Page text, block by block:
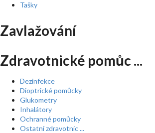
Tašky
Zavlažování
Zdravotnické pomůc ...
Dezinfekce
Dioptrické pomůcky
Glukometry
Inhalátory
Ochranné pomůcky
Ostatní zdravotnic ...